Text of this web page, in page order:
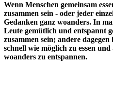
Wenn Menschen gemeinsam
zusammen sein - oder jeder
Gedanken ganz woanders. In
Leute gemütlich und entspannt
zusammen sein; andere
schnell wie möglich zu essen
woanders zu entspannen.